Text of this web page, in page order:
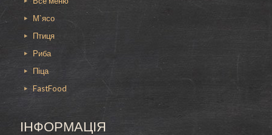
Не стоит отказывать себе, закажите у нас
шаурму из говядины и наслаждайтесь
любовью.
Так же можете попробовать
М`ясо
Птиця
Риба
Піца
FastFood
ІНФОРМАЦІЯ